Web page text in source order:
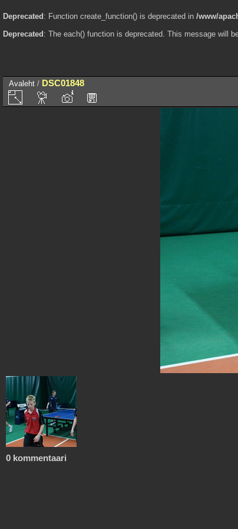
Deprecated : Function create_function() is deprecated in /www/
Deprecated : The each() function is deprecated. This message will
Avaleht / DSC01848
0 kommentaari